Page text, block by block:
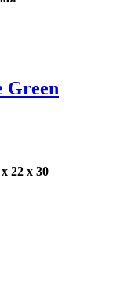
Green
22 x 30